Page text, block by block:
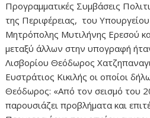
Προγραμματικές Συμβάσεις
της Περιφέρειας, του Υπουργείου
Μητρόπολης Μυτιλήνης Ερεσού
μεταξύ άλλων στην υπογραφή
Λισβορίου Θεόδωρος
Ευστράτιος Κικιλής οι οποίοι
Θεόδωρος: «Από τον σεισμό του
παρουσιάζει προβλήματα και